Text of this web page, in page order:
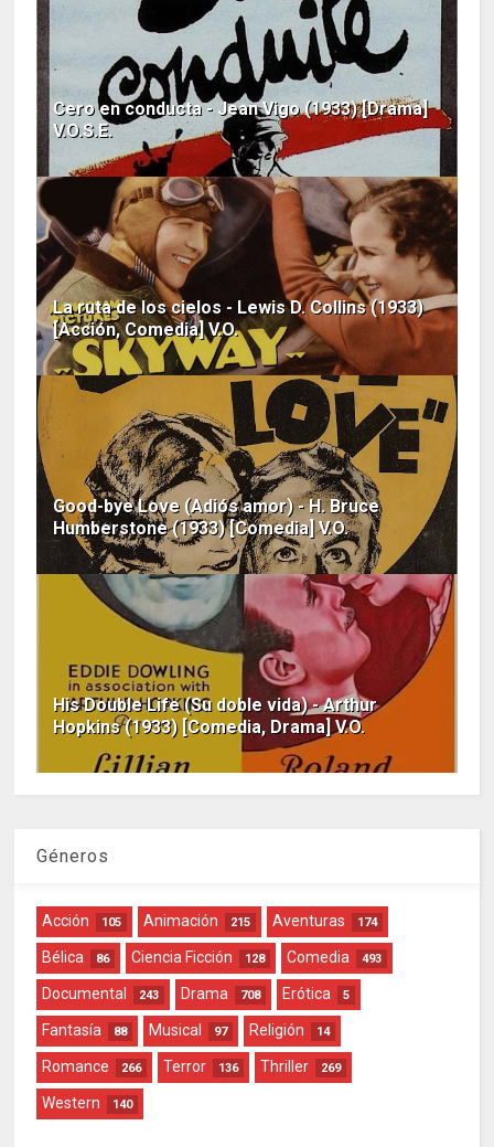
Cero en conducta - Jean Vigo (1933) [Drama]
V.O.S.E.
La ruta de los cielos - Lewis D. Collins (1933)
[Acción, Comedia] V.O.
Good-bye Love (Adiós amor) - H. Bruce
Humberstone (1933) [Comedia] V.O.
His Double Life (Su doble vida) - Arthur
Hopkins (1933) [Comedia, Drama] V.O.
Géneros
Acción 105 Animación 215 Aventuras 174
Bélica 86 Ciencia Ficción 128 Comedia 493
Documental 243 Drama 708 Erótica 5
Fantasía 88 Musical 97 Religión 14
Romance 266 Terror 136 Thriller 269
Western 140